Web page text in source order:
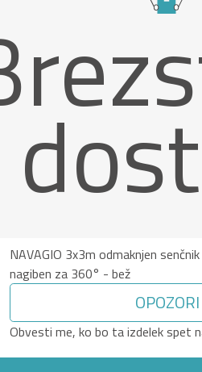
NAVAGIO 3x3m odmaknjen
nagiben za 360° - bež
Obvesti me, ko bo ta izdelek spet